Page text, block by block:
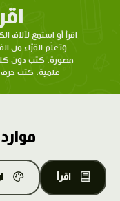
اقرأ أو استمع لآلاف
وتعلّم القرّاء من
مصورة، كتب دون
علمية، كتب حرف
اقرأ